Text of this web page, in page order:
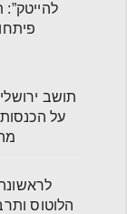
להייטק”:
תושב
הלוטוס